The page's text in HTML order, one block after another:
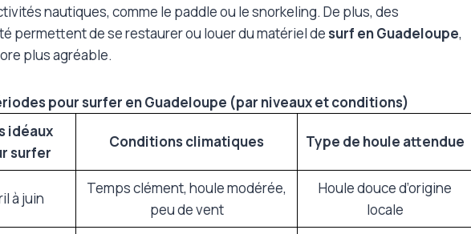
nautiques, comme le paddle ou le snorkeling. De plus, des
permettent de se restaurer ou louer du matériel de surf en Guadeloupe,
plus agréable.
pour surfer en Guadeloupe (par niveaux et conditions)
idéaux
surfer
Conditions climatiques Type de houle attendue
à juin
Temps clément, houle modérée,
peu de vent
Houle douce d’origine
locale